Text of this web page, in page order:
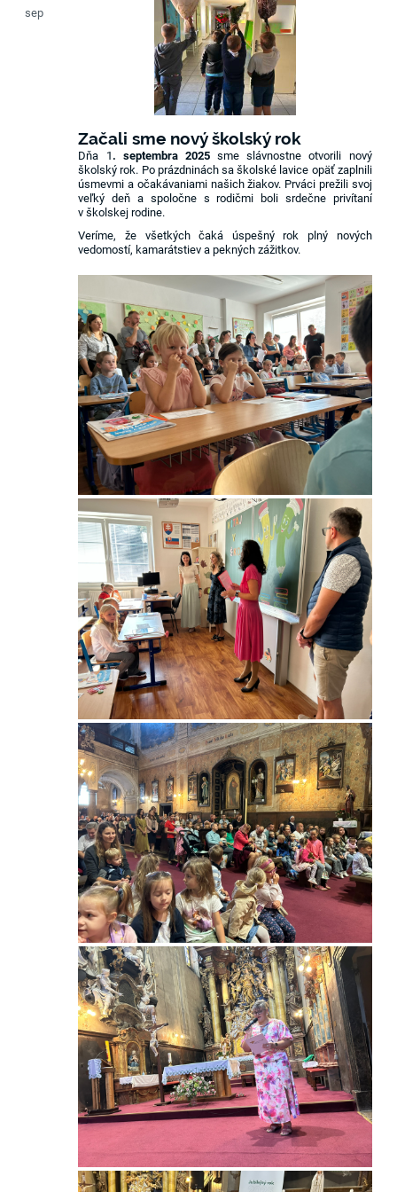
sep
Začali sme nový školský rok
Dňa 1 . septembra 2025sme slávnostne otvorili nový
školský rok. Po prázdninách sa školské lavice opäť zaplnili
úsmevmi a očakávaniami našich žiakov. Prváci prežili svoj
veľký deň a spoločne s rodičmi boli srdečne privítaní
v školskej rodine.
Veríme, že všetkých čaká úspešný rok plný nových
vedomostí, kamarátstiev a pekných zážitkov.